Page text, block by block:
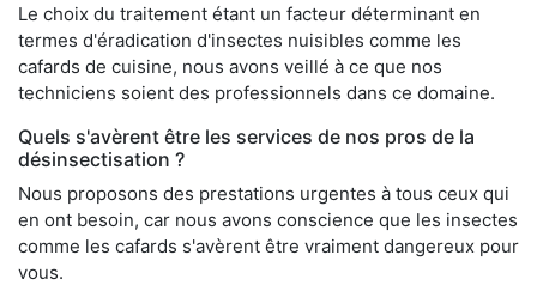
Le choix du traitement étant un facteur déterminant en
termes d'éradication d'insectes nuisibles comme les
cafards de cuisine, nous avons veillé à ce que nos
techniciens soient des professionnels dans ce domaine.
Quels s'avèrent être les services de nos pros de la
désinsectisation ?
Nous proposons des prestations urgentes à tous ceux qui
en ont besoin, car nous avons conscience que les insectes
comme les cafards s'avèrent être vraiment dangereux pour
vous.